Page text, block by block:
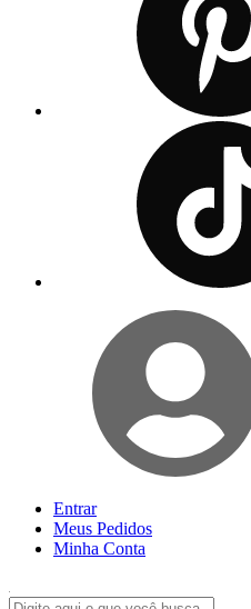
Entrar
Meus Pedidos
Minha Conta